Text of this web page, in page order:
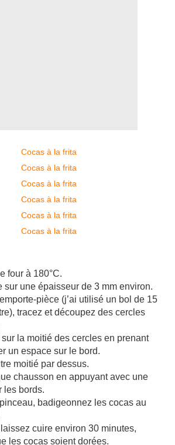
four à 180°C.
sur une épaisseur de 3 mm environ.
emporte-pièce (j’ai utilisé un bol de 15
tracez et découpez des cercles
la moitié des cercles en prenant
un espace sur le bord.
moitié par dessus.
chausson en appuyant avec une
les bords.
pinceau, badigeonnez les cocas au
cuire environ 30 minutes,
les cocas soient dorées.